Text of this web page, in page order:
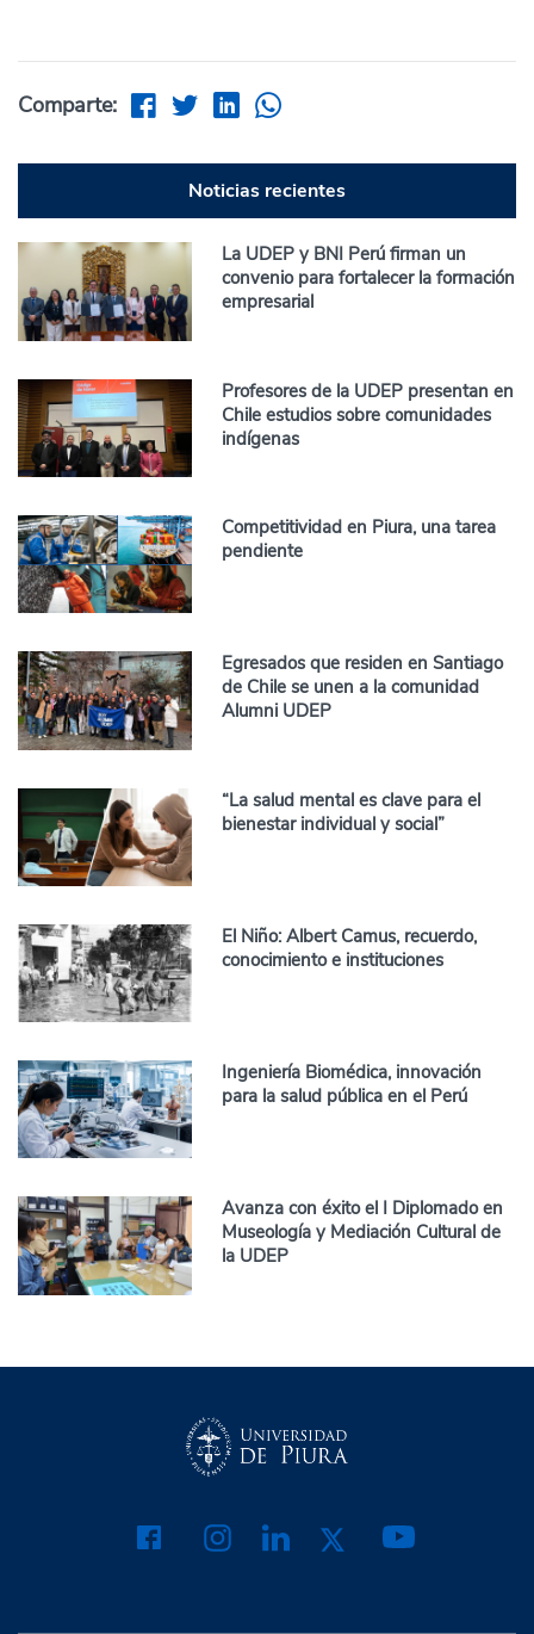
Comparte:
Noticias recientes
La UDEP y BNI Perú firman un
convenio para fortalecer la formación
empresarial
Profesores de la UDEP presentan en
Chile estudios sobre comunidades
indígenas
Competitividad en Piura, una tarea
pendiente
Egresados que residen en Santiago
de Chile se unen a la comunidad
Alumni UDEP
“La salud mental es clave para el
bienestar individual y social”
El Niño: Albert Camus, recuerdo,
conocimiento e instituciones
Ingeniería Biomédica, innovación
para la salud pública en el Perú
Avanza con éxito el I Diplomado en
Museología y Mediación Cultural de
la UDEP